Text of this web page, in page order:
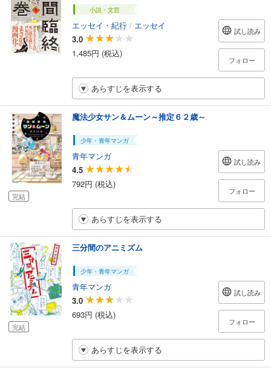
小説・文芸
エッセイ・紀行 / エッセイ
3.0
1,485円 (税込)
試し読み
フォロー
あらすじを表示する
完結
魔法少女サン＆ムーン～推定６２歳～
少年・青年マンガ
青年マンガ
4.5
792円 (税込)
試し読み
フォロー
あらすじを表示する
完結
三分間のアニミズム
少年・青年マンガ
青年マンガ
3.0
693円 (税込)
試し読み
フォロー
あらすじを表示する